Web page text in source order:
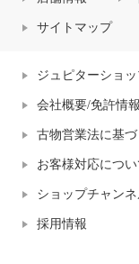
サイトマップ
ジュピターショ
会社概要/免許情報
古物営業法に基
お客様対応につい
ショップチャン
採用情報